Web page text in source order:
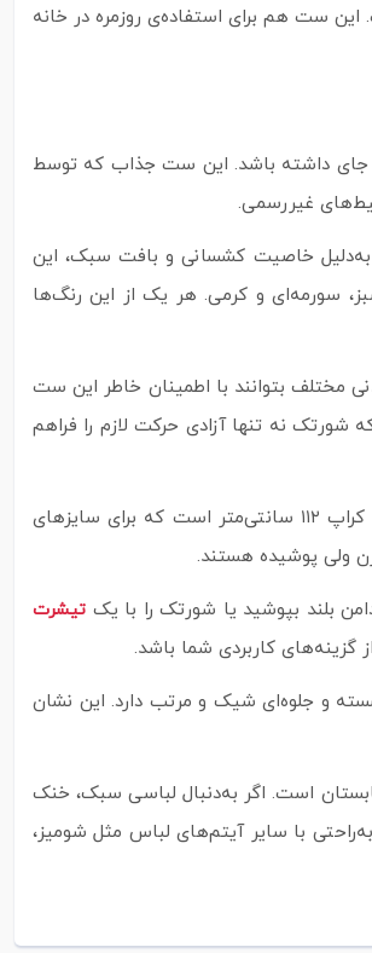
ست هم برای استفاده‌ی روزمره در خانه
جای داشته باشد. این ست جذاب که توسط
غیررسمی.
به‌دلیل خاصیت کشسانی و بافت سبک، این
سورمه‌ای و کرمی. هر یک از این رنگ‌ها
با فرم‌های بدنی مختلف بتوانند با اطمینان خاطر این ست
و قد ۴۷ سانتی‌متر. این ابعاد نشان می‌دهند که شورتک نه تنها آزادی حرکت لازم را فراهم
، اندازه‌ها به گونه‌ای در نظر گرفته شده‌اند که هم آزادی کافی داشته باشند و هم استایل نیمه‌جذب و فیتی به استایل شما بدهند. دور سینه کراپ ۱۱۲ سانتی‌متر است که برای سایزهای
بلند بپوشید یا شورتک را با یک تیشرت
گزینه‌های کاربردی شما باشد.
و جلوه‌ای شیک و مرتب دارد. این نشان
است. اگر به‌دنبال لباسی سبک، خنک
با سایر آیتم‌های لباس مثل شومیز،